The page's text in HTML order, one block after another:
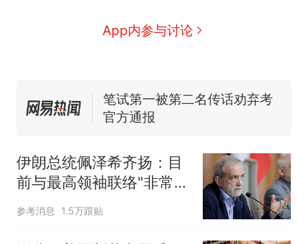
App内参与讨论
窝，原地守1天等它长大：挖了
140多朵
美国渔民钓获鲨鱼徒手将其拽
官方通报
热 制裁瓜子饺子，美国怕什
伊朗总统佩泽希齐扬：目
前与最高领袖联络"非常困
难"
参考消息 1.5万跟贴